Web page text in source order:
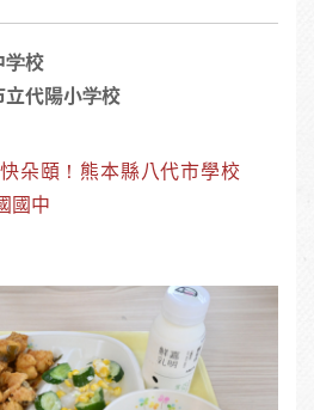
学校
立代陽小学校
朵頤！熊本縣八代市學校
國中